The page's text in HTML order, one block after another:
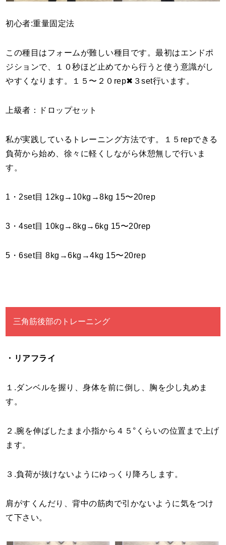
初心者:重量固定法
この種目はフォームが難しい種目です。最初はエンドポ
ジションで、１０秒ほど止めてから行うと使う意識がし
やすくなります。１５〜２０rep✖︎３set行います。
上級者：ドロップセット
私が実践しているトレーニング方法です。１５repできる
負荷から始め、徐々に軽くしながら休憩無しで行いま
す。
1・2set目 12kg→10kg→8kg 15〜20rep
3・4set目 10kg→8kg→6kg 15〜20rep
5・6set目 8kg→6kg→4kg 15〜20rep
三角筋後部のトレーニング
・リアフライ
１.ダンベルを握り、身体を前に倒し、胸を少し丸めま
す。
２.腕を伸ばしたまま小指から４５°くらいの位置まで上げ
ます。
３.負荷が抜けないようにゆっくり降ろします。
肩がすくんだり、背中の筋肉で引かないように気をつけ
て下さい。